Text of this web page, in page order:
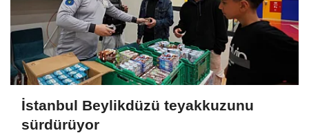
İstanbul Beylikdüzü teyakkuzunu
sürdürüyor